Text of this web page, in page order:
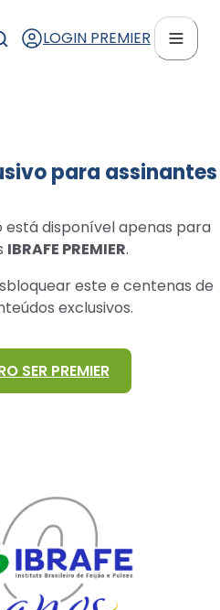
LOGIN PREMIER
para assinantes
disponível apenas para
IBRAFE PREMIER.
este e centenas de
exclusivos.
SER PREMIER